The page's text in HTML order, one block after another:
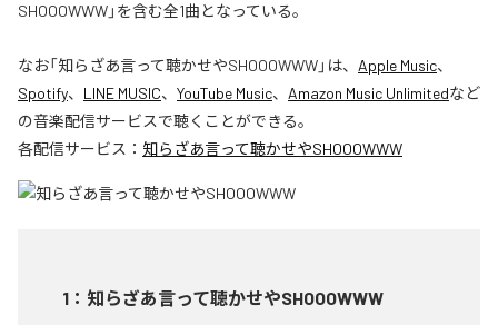
SHOOOWWW」を含む全1曲となっている。
なお「知らざあ言って聴かせやSHOOOWWW」は、 Apple Music、
Spotify、 LINE MUSIC、 YouTube Music、 Amazon Music Unlimitedなど
の音楽配信サービスで聴くことができる。
各配信サービス： 知らざあ言って聴かせやSHOOOWWW
1 ： 知らざあ言って聴かせやSHOOOWWW